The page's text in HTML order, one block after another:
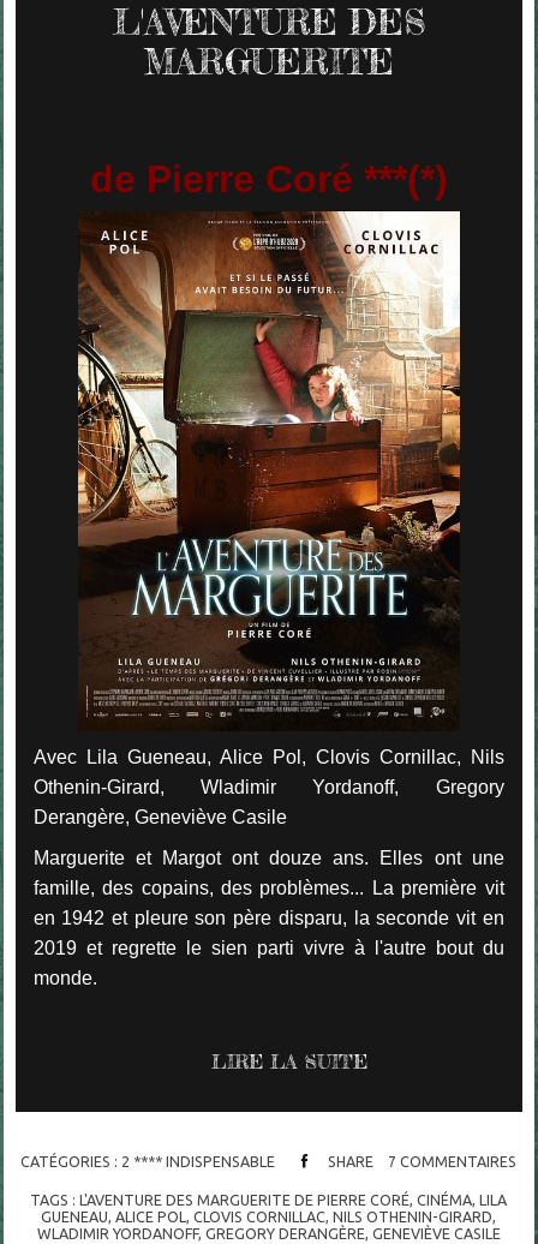
L'AVENTURE DES
MARGUERITE
de Pierre Coré ***(*)
Avec Lila Gueneau, Alice Pol, Clovis Cornillac, Nils
Othenin-Girard, Wladimir Yordanoff, Gregory
Derangère, Geneviève Casile
Marguerite et Margot ont douze ans. Elles ont une
famille, des copains, des problèmes... La première vit
en 1942 et pleure son père disparu, la seconde vit en
2019 et regrette le sien parti vivre à l'autre bout du
monde.
LIRE LA SUITE
CATÉGORIES : 2 **** INDISPENSABLE SHARE 7 COMMENTAIRES
TAGS :L'AVENTURE DES MARGUERITE DE PIERRE CORÉ,CINÉMA,LILA
GUENEAU,ALICE POL,CLOVIS CORNILLAC,NILS OTHENIN-GIRARD,
WLADIMIR YORDANOFF, GREGORY DERANGÈRE, GENEVIÈVE CASILE